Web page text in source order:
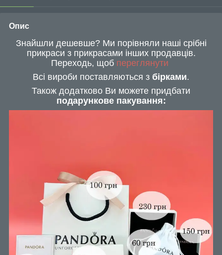
Опис
Знайшли дешевше? Ми порівняли наші срібні
прикраси з прикрасами інших продавців.
Переходь, щоб переглянути
Всі вироби поставляються з бірками.
Також додатково Ви можете придбати
подарункове пакування: